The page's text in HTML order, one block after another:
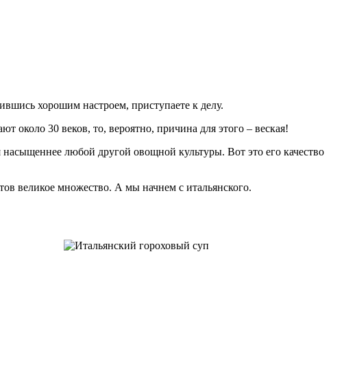
хорошим настроем, приступаете к делу.
около 30 веков, то, вероятно, причина для этого – веская!
любой другой овощной культуры. Вот это его качество
великое множество. А мы начнем с итальянского.